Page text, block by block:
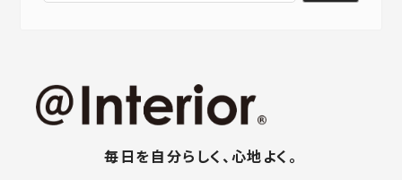
毎日を自分らしく、心地よく。